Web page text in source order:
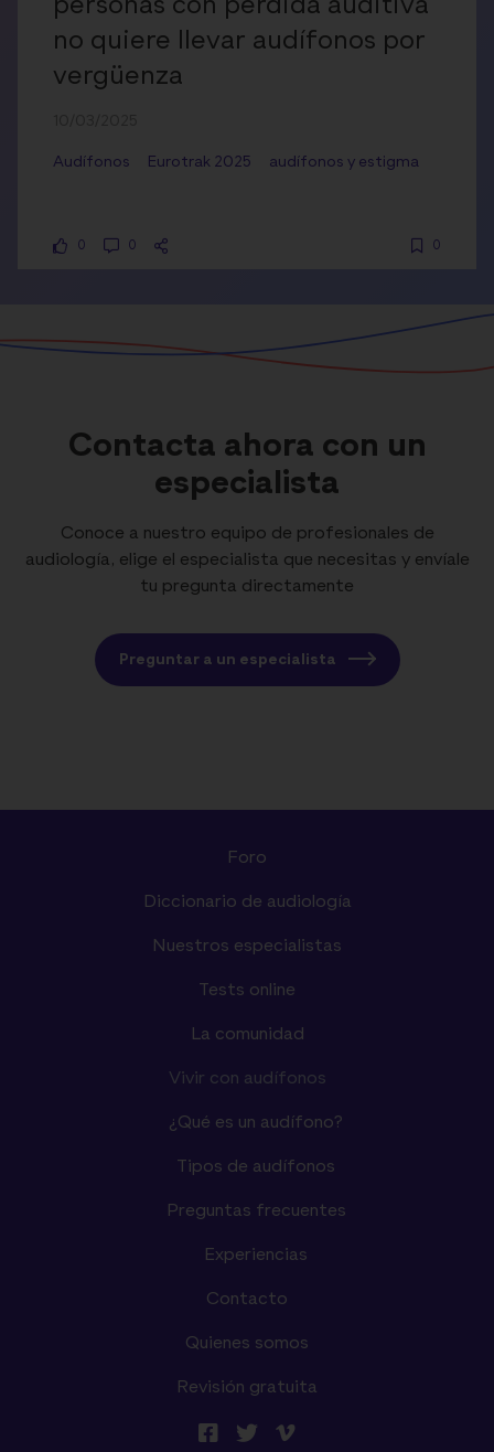
personas con pérdida auditiva
no quiere llevar audífonos por
vergüenza
Audífonos Eurotrak 2025 audífonos y estigma
0 0 0
Contacta ahora con un
especialista
Conoce a nuestro equipo de profesionales de
audiología, elige el especialista que necesitas y envíale
tu pregunta directamente
Preguntar a un especialista
Foro
Diccionario de audiología
Nuestros especialistas
Tests online
La comunidad
Vivir con audífonos
¿Qué es un audífono?
Tipos de audífonos
Preguntas frecuentes
Experiencias
Contacto
Quienes somos
Revisión gratuita